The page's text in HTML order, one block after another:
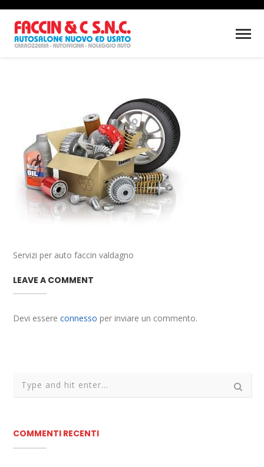
Servizi per auto faccin valdagno
LEAVE A COMMENT
Devi essereconnesso per inviare un commento.
COMMENTI RECENTI